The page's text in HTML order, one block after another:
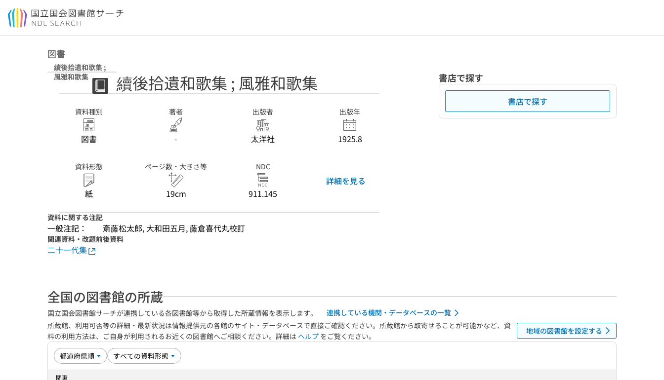
本文へ移動
図書
續後拾遺和歌集 ;
風雅和歌集
續後拾遺和歌集 ; 風雅和歌集
資料種別
図書
著者
-
出版者
太洋社
出版年
1925.8
資料形態
紙
ページ数・大きさ等
19cm
NDC
911.145
詳細を見る
資料に関する注記
一般注記： 斎藤松太郎, 大和田五月, 藤倉喜代丸校訂
関連資料・改題前後資料
二十一代集
書店で探す
書店で探す
全国の図書館の所蔵
国立国会図書館サーチが連携している各図書館等から取得した所蔵情報を表示します。
連携している機関・データベースの一覧
所蔵館、利用可否等の詳細・最新状況は情報提供元の各館のサイト・データベースで直接ご確認ください。所蔵館から取寄せることが可能かなど、資
料の利用方法は、ご自身が利用されるお近くの図書館へご相談ください。詳細は ヘルプ をご覧ください。
地域の図書館を設定する
関東